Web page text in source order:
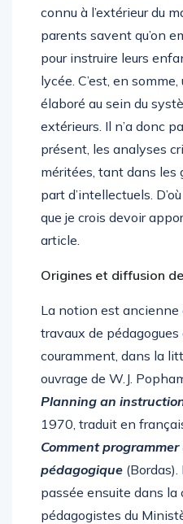
connu à l’extérieur du
parents savent qu’on
pour instruire leurs
lycée. C’est, en
élaboré au sein du
extérieurs. Il n’a donc
présent, les analyses
méritées, tant dans les
part d’intellectuels.
que je crois devoir
article.
Origines et diffusion
La notion est
travaux de
couramment, dans la
ouvrage de W.J.
Planning an
1970, traduit en
Comment
pédagogique
passée ensuite dans la
pédagogistes du